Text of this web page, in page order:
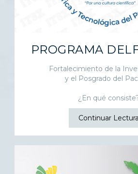
PROGRAMA
Fortalecimiento de la
y el Posgrado del
¿En qué
Continuar Lectura